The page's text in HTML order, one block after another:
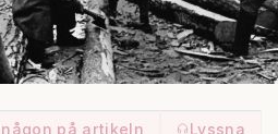
någon på artikeln
Lyssna